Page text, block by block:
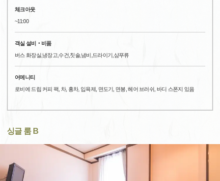
체크아웃
~11:00
객실 설비‧비품
버스 화장실,냉장고,수건,칫솔,냄비,드라이기,샴푸류
어메니티
로비에 드립 커피 팩, 차, 홍차, 입욕제, 면도기, 면봉, 헤어 브러쉬, 바디 스폰지 있음
싱글 룸 B